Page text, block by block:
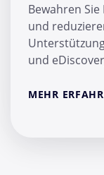
Bewahren
und
und
MEHR